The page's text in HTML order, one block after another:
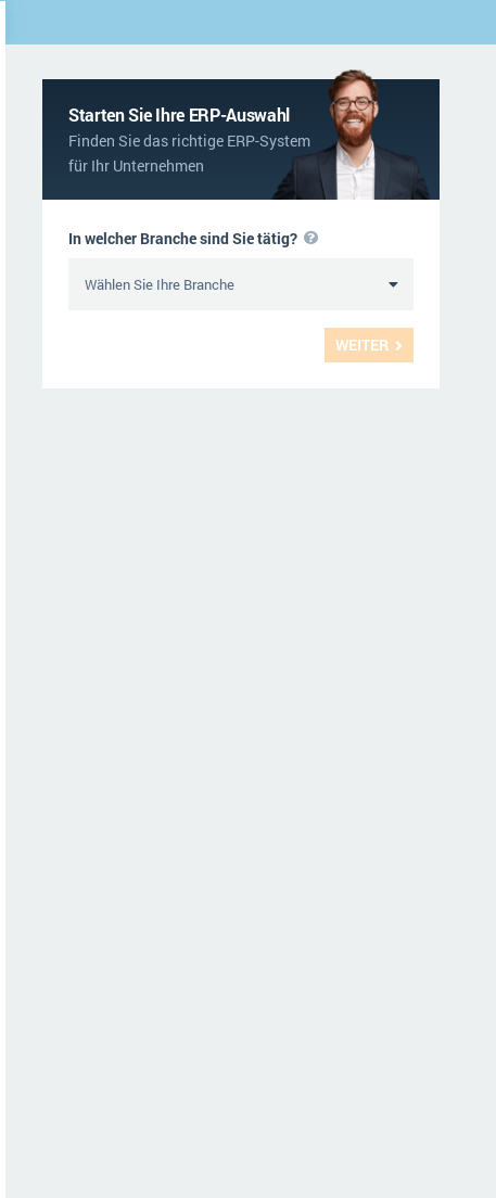
Immobilien
Textil und Mode
Versorgung
NACHRICHTENARCHIV
Starten Sie Ihre ERP-Auswahl
Finden Sie das richtige ERP-System
für Ihr Unternehmen
WEITER
In welcher Branche sind Sie tätig?